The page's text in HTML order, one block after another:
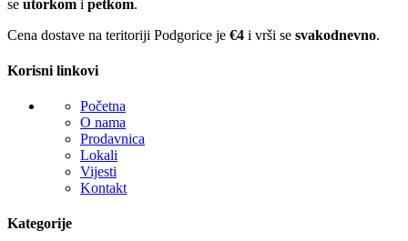
se utorkom i petkom.
Cena dostave na teritoriji Podgorice je €4 i vrši se svakodnevno.
Korisni linkovi
Početna
O nama
Prodavnica
Lokali
Vijesti
Kontakt
Kategorije